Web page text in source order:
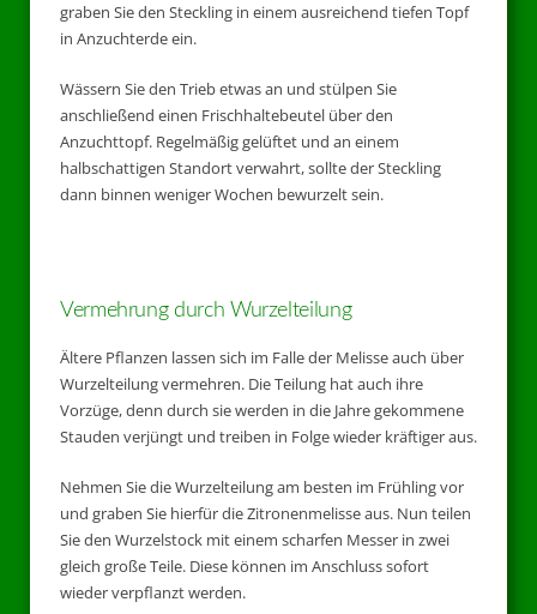
graben Sie den Steckling in einem ausreichend tiefen Topf
in Anzuchterde ein.
Wässern Sie den Trieb etwas an und stülpen Sie
anschließend einen Frischhaltebeutel über den
Anzuchttopf. Regelmäßig gelüftet und an einem
halbschattigen Standort verwahrt, sollte der Steckling
dann binnen weniger Wochen bewurzelt sein.
Vermehrung durch Wurzelteilung
Ältere Pflanzen lassen sich im Falle der Melisse auch über
Wurzelteilung vermehren. Die Teilung hat auch ihre
Vorzüge, denn durch sie werden in die Jahre gekommene
Stauden verjüngt und treiben in Folge wieder kräftiger aus.
Nehmen Sie die Wurzelteilung am besten im Frühling vor
und graben Sie hierfür die Zitronenmelisse aus. Nun teilen
Sie den Wurzelstock mit einem scharfen Messer in zwei
gleich große Teile. Diese können im Anschluss sofort
wieder verpflanzt werden.